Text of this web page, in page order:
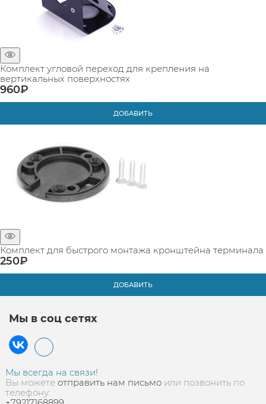
Комплект угловой переход для крепления на
вертикальных поверхностях
960₽
ДОБАВИТЬ
Комплект для быстрого монтажа кронштейна терминала
250₽
ДОБАВИТЬ
Мы в соц сетях
Мы всегда на связи!
Вы можете отправить нам письмо или позвонить по
телефону: